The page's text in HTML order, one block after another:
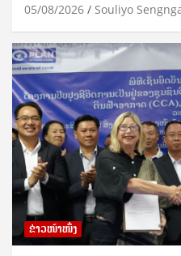
05/08/2026 Souliyo
ຂ່າວໜ້າໜຶ່ງ